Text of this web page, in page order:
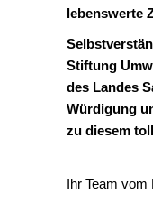
lebenswerte
Stiftung
des Landes
Würdigung
zu diesem
Ihr Team vom